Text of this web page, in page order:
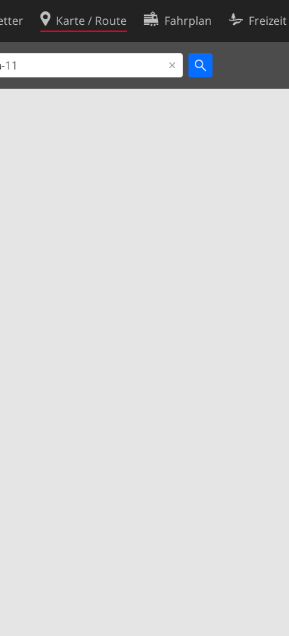
Karte / Route Fahrplan Freizeit
Cookie-Richtlinie
Cookie-Einstellungen